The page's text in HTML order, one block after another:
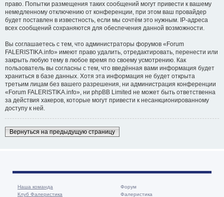
право. Попытки размещения таких сообщений могут привести к вашему
немедленному отключению от конференции, при этом ваш провайдер
будет поставлен в известность, если мы сочтём это нужным. IP-адреса
всех сообщений сохраняются для обеспечения данной возможности.
Вы соглашаетесь с тем, что администраторы форумов «Forum
FALERISTIKA.info» имеют право удалить, отредактировать, перенести или
закрыть любую тему в любое время по своему усмотрению. Как
пользователь вы согласны с тем, что введённая вами информация будет
храниться в базе данных. Хотя эта информация не будет открыта
третьим лицам без вашего разрешения, ни администрация конференции
«Forum FALERISTIKA.info», ни phpBB Limited не может быть ответственна
за действия хакеров, которые могут привести к несанкционированному
доступу к ней.
Вернуться на предыдущую страницу
Наша команда
Клуб Фалеристика
Форум
Фалеристика